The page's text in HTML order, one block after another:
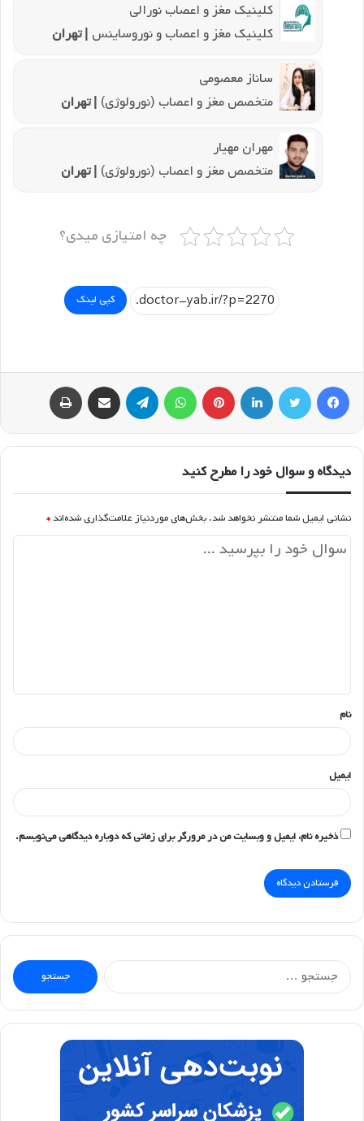
کلینیک مغز و اعصاب نورالی
کلینیک مغز و اعصاب و نوروساینس | تهران
ساناز معصومی
متخصص مغز و اعصاب (نورولوژی) | تهران
مهران مهیار
متخصص مغز و اعصاب (نورولوژی) | تهران
چه امتیازی میدی؟
کپی لینک
فیسبوک توییتر لینکداین پینتریست تلگرام اشتراک گذاری با ایمیل
دیدگاه و سوال خود را مطرح کنید
نشانی ایمیل شما منتشر نخواهد شد. بخش‌های موردنیاز علامت‌گذاری شده‌اند *
*
نام
ایمیل
ذخیره نام، ایمیل و وبسایت من در مرورگر برای زمانی که دوباره دیدگاهی می‌نویسم.
جستجو
برای: